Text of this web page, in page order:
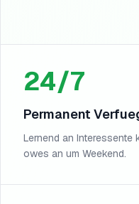
24/7
Permanent
Lernend an Interessente
owes an um Weekend.